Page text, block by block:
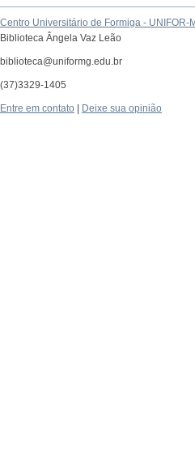
Centro Universitário de Formiga - UNIFOR-
Biblioteca Ângela Vaz Leão
biblioteca@uniformg.edu.br
(37)3329-1405
Entre em contato Deixe sua opinião